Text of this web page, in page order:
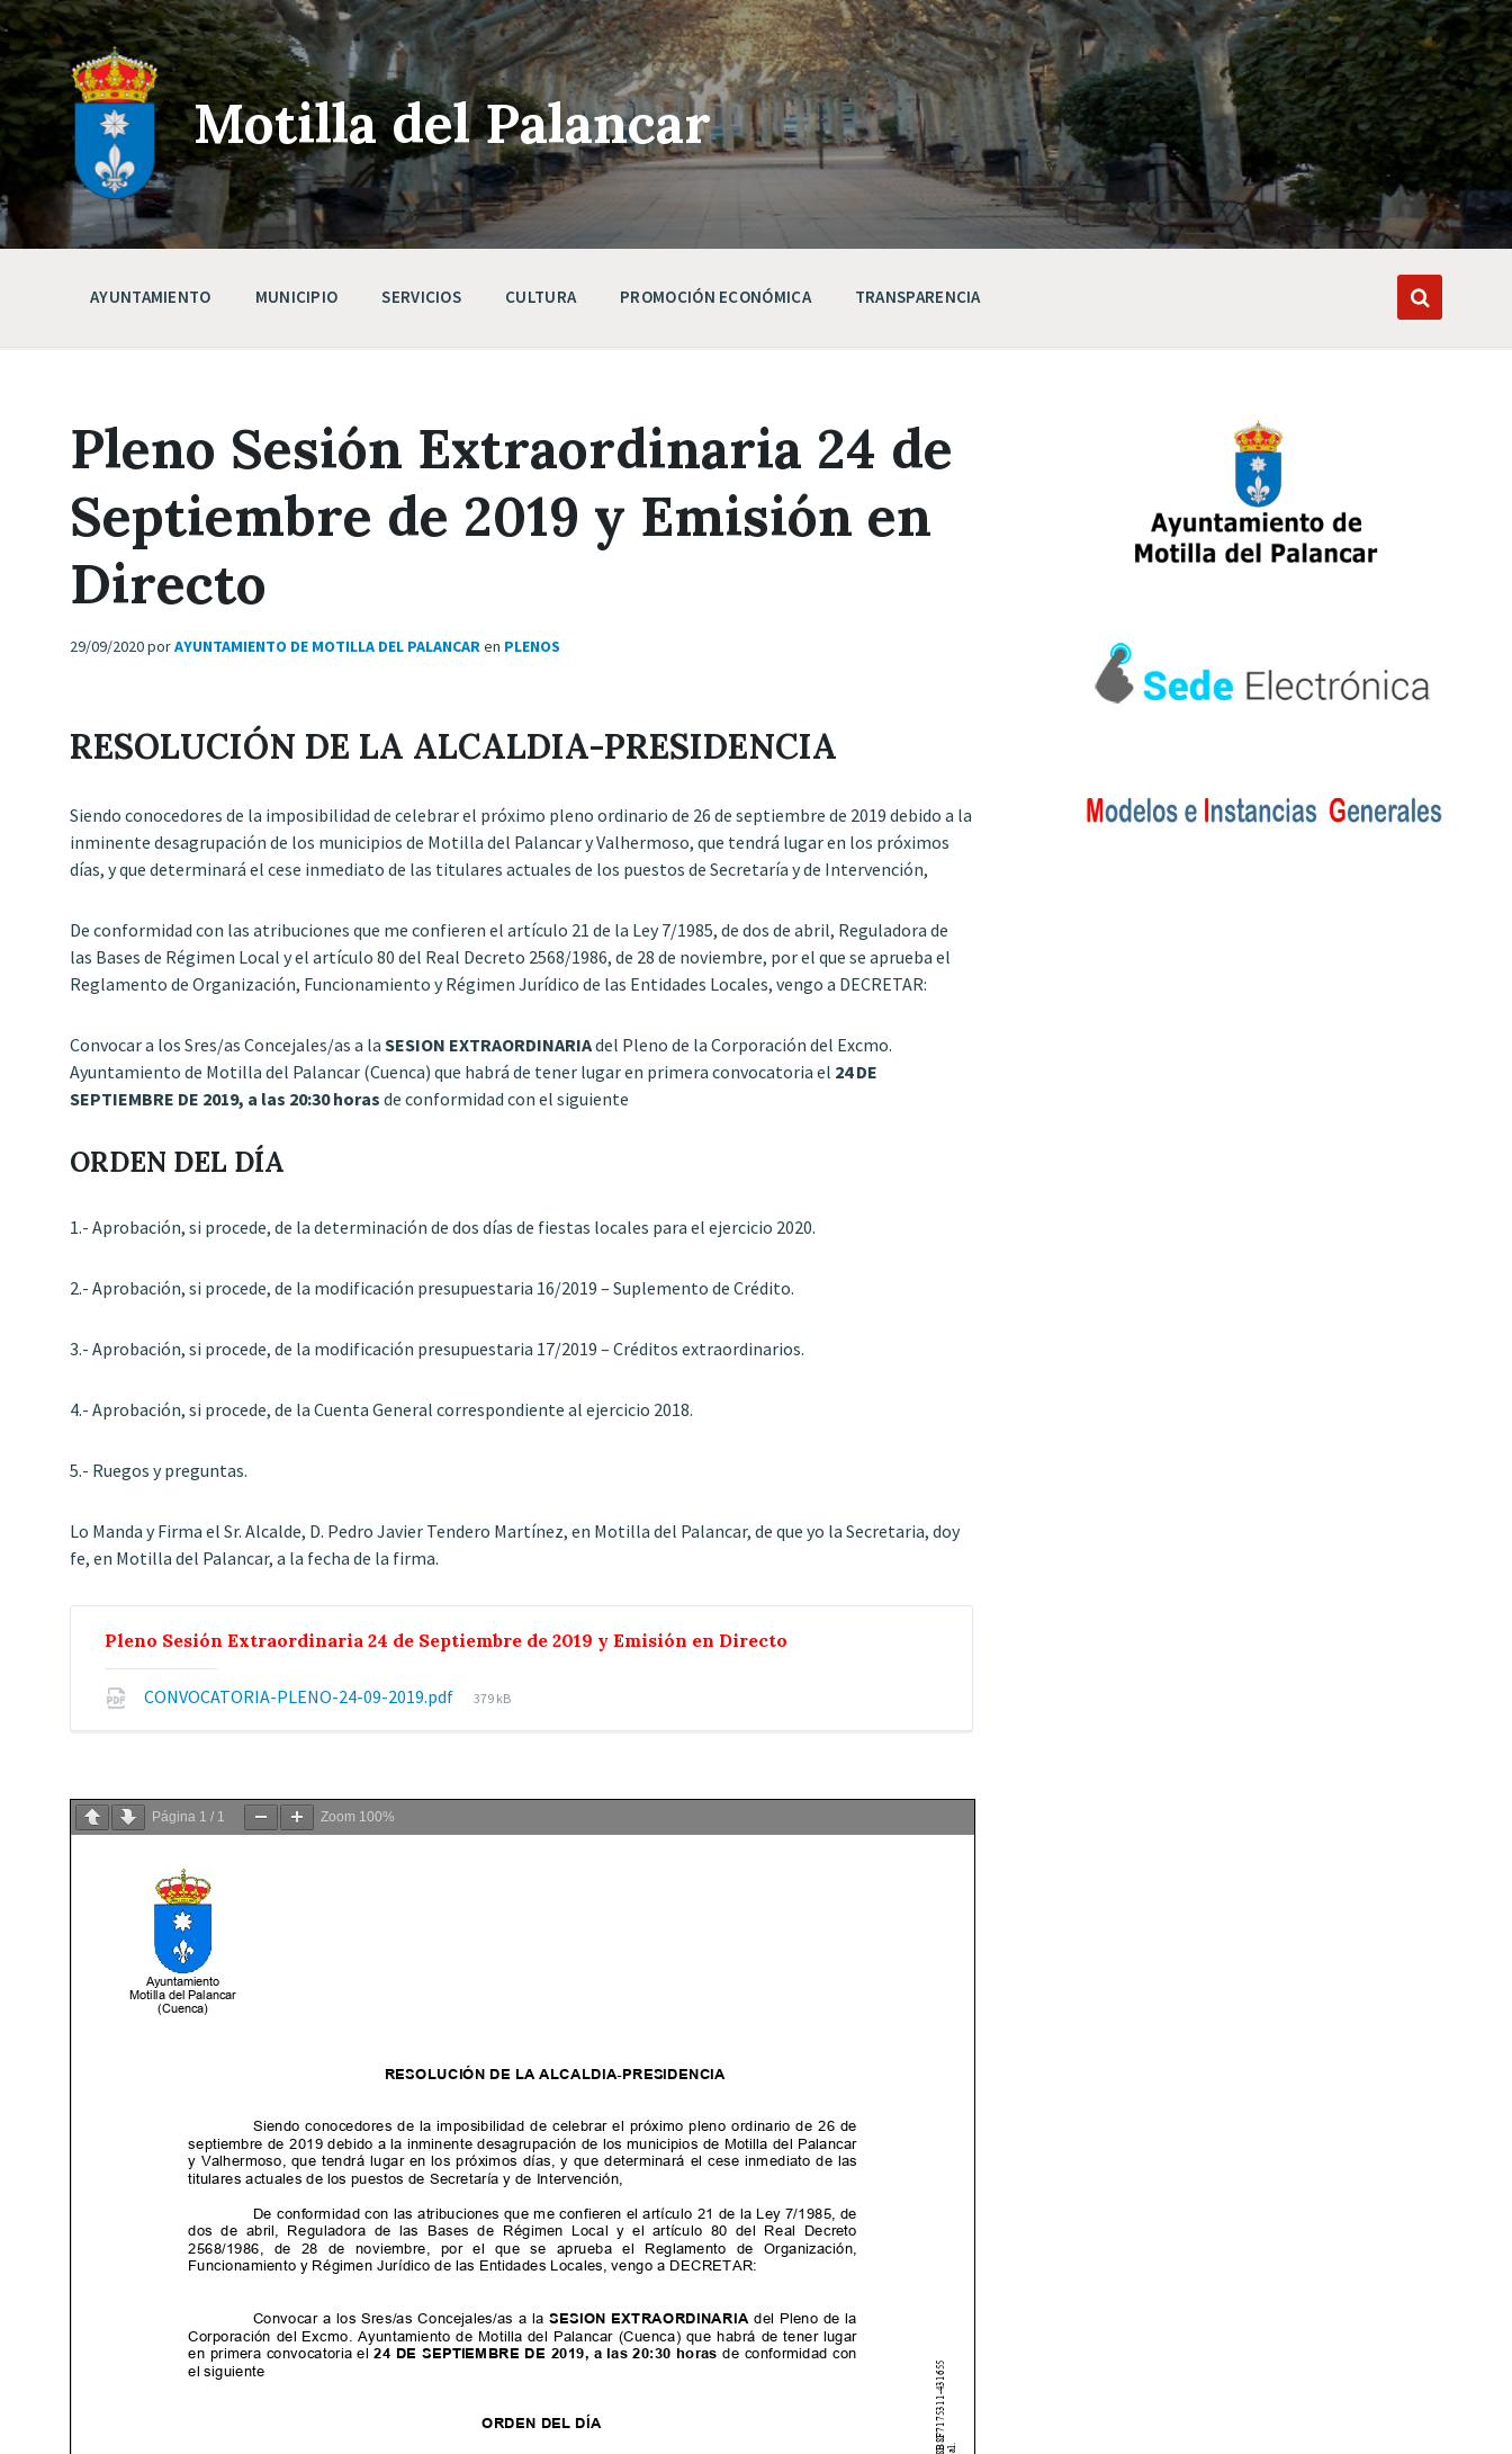
Skip
to
content
Saltar
a
la
navegación
principal
Saltar
a
pie
de
página
Motilla del Palancar
AYUNTAMIENTO MUNICIPIO SERVICIOS CULTURA PROMOCIÓN ECONÓMICA TRANSPARENCIA
Pleno Sesión Extraordinaria 24 de
Septiembre de 2019 y Emisión en
Directo
29/09/2020porAYUNTAMIENTO DE MOTILLA DEL PALANCARen PLENOS
RESOLUCIÓN DE LA ALCALDIA-PRESIDENCIA
Siendo conocedores de la imposibilidad de celebrar el próximo pleno ordinario de 26 de septiembre de 2019 debido a la
inminente desagrupación de los municipios de Motilla del Palancar y Valhermoso, que tendrá lugar en los próximos
días, y que determinará el cese inmediato de las titulares actuales de los puestos de Secretaría y de Intervención,
De conformidad con las atribuciones que me confieren el artículo 21 de la Ley 7/1985, de dos de abril, Reguladora de
las Bases de Régimen Local y el artículo 80 del Real Decreto 2568/1986, de 28 de noviembre, por el que se aprueba el
Reglamento de Organización, Funcionamiento y Régimen Jurídico de las Entidades Locales, vengo a DECRETAR:
Convocar a los Sres/as Concejales/as a la SESION EXTRAORDINARIAdel Pleno de la Corporación del Excmo.
Ayuntamiento de Motilla del Palancar (Cuenca) que habrá de tener lugar en primera convocatoria el 24 DE
SEPTIEMBRE DE 2019, a las 20:30 horas de conformidad con el siguiente
ORDEN DEL DÍA
1.- Aprobación, si procede, de la determinación de dos días de fiestas locales para el ejercicio 2020.
2.- Aprobación, si procede, de la modificación presupuestaria 16/2019 – Suplemento de Crédito.
3.- Aprobación, si procede, de la modificación presupuestaria 17/2019 – Créditos extraordinarios.
4.- Aprobación, si procede, de la Cuenta General correspondiente al ejercicio 2018.
5.- Ruegos y preguntas.
Lo Manda y Firma el Sr. Alcalde, D. Pedro Javier Tendero Martínez, en Motilla del Palancar, de que yo la Secretaria, doy
fe, en Motilla del Palancar, a la fecha de la firma.
Pleno Sesión Extraordinaria 24 de Septiembre de 2019 y Emisión en Directo
CONVOCATORIA-PLENO-24-09-2019.pdf
File
379 kB
Página 1 / 1 Zoom 100%